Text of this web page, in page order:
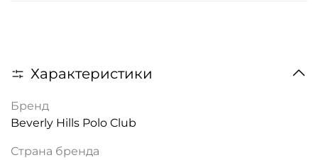
Характеристики
Бренд
Beverly Hills Polo Club
Страна бренда